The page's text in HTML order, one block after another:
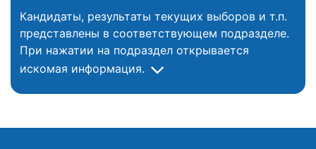
Кандидаты, результаты текущих выборов и т.п.
представлены в соответствующем подразделе.
При нажатии на подраздел открывается
искомая информация.